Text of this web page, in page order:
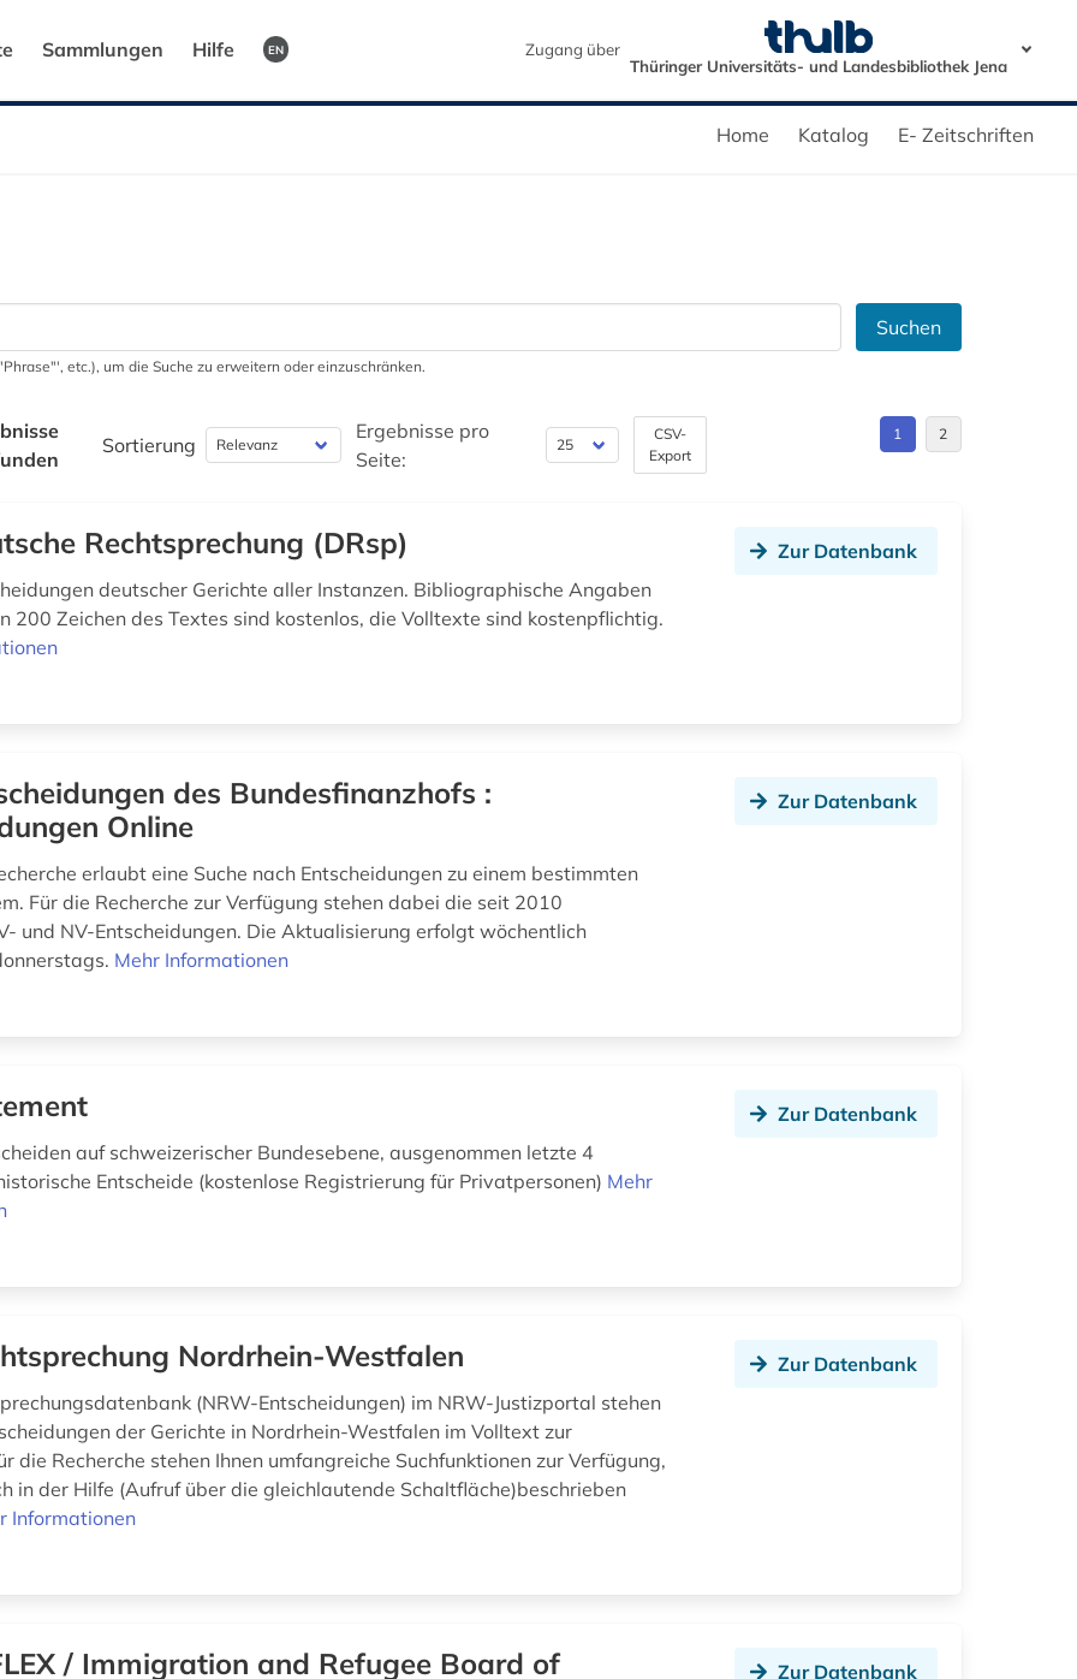
Sammlungen Hilfe EN
Zugang über
Thüringer Universitäts- und Landesbibliothek Jena
Home Katalog E- Zeitschriften
Suchen
etc.), um die Suche zu erweitern oder einzuschränken.
Sortierung
Ergebnisse pro
Seite:
CSV-
Export
1 2
Rechtsprechung (DRsp)
deutscher Gerichte aller Instanzen. Bibliographische Angaben
200 Zeichen des Textes sind kostenlos, die Volltexte sind kostenpflichtig.
Zur Datenbank
des Bundesfinanzhofs :
Online
erlaubt eine Suche nach Entscheidungen zu einem bestimmten
Für die Recherche zur Verfügung stehen dabei die seit 2010
und NV-Entscheidungen. Die Aktualisierung erfolgt wöchentlich
Mehr Informationen
Zur Datenbank
auf schweizerischer Bundesebene, ausgenommen letzte 4
Entscheide (kostenlose Registrierung für Privatpersonen) Mehr
Zur Datenbank
Nordrhein-Westfalen
(NRW-Entscheidungen) im NRW-Justizportal stehen
der Gerichte in Nordrhein-Westfalen im Volltext zur
die Recherche stehen Ihnen umfangreiche Suchfunktionen zur Verfügung,
in der Hilfe (Aufruf über die gleichlautende Schaltfläche)beschrieben
Informationen
Zur Datenbank
/ Immigration and Refugee Board of
Zur Datenbank